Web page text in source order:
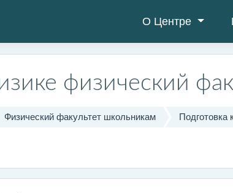
О Центре
физический
Физический факультет школьникам Подготовка